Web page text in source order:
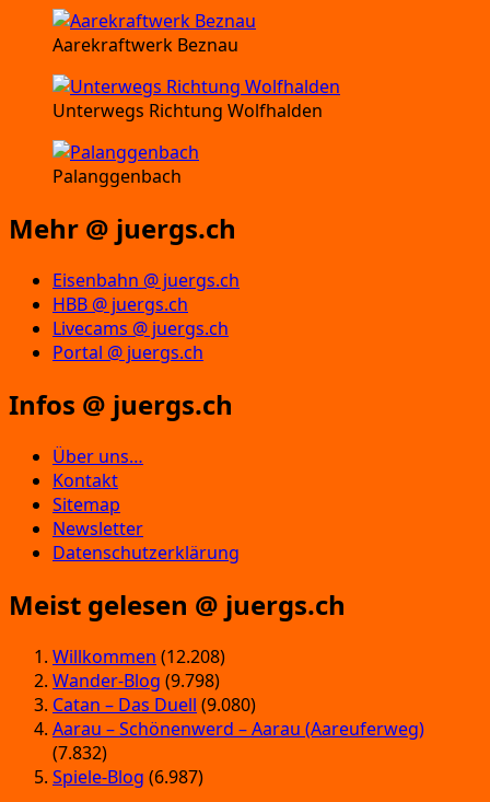
Aarekraftwerk Beznau
Unterwegs Richtung Wolfhalden
Palanggenbach
Mehr @ juergs.ch
Eisenbahn @ juergs.ch
HBB @ juergs.ch
Livecams @ juergs.ch
Portal @ juergs.ch
Infos @ juergs.ch
Über uns…
Kontakt
Sitemap
Newsletter
Datenschutzerklärung
Meist gelesen @ juergs.ch
Willkommen (12.208)
Wander-Blog (9.798)
Catan – Das Duell (9.080)
Aarau – Schönenwerd – Aarau (Aareuferweg)
(7.832)
Spiele-Blog (6.987)